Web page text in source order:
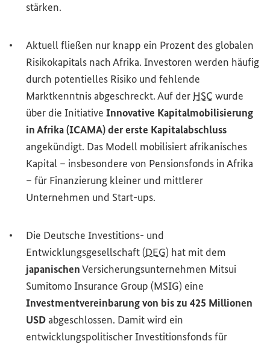
stärken.
Aktuell fließen nur knapp ein Prozent des globalen
Risikokapitals nach Afrika. Investoren werden häufig
durch potentielles Risiko und fehlende
Marktkenntnis abgeschreckt. Auf der HSC wurde
über die Initiative Innovative Kapitalmobilisierung
in Afrika (ICAMA) der erste Kapitalabschluss
angekündigt. Das Modell mobilisiert afrikanisches
Kapital – insbesondere von Pensionsfonds in Afrika
– für Finanzierung kleiner und mittlerer
Unternehmen und Start-ups.
Die Deutsche Investitions- und
Entwicklungsgesellschaft(DEG) hat mit dem
japanischenVersicherungsunternehmen Mitsui
Sumitomo Insurance Group (MSIG) eine
Investmentvereinbarung von bis zu 425 Millionen
USDabgeschlossen. Damit wird ein
entwicklungspolitischer Investitionsfonds für